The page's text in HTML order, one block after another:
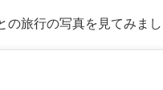
の旅行の写真を見てみまし